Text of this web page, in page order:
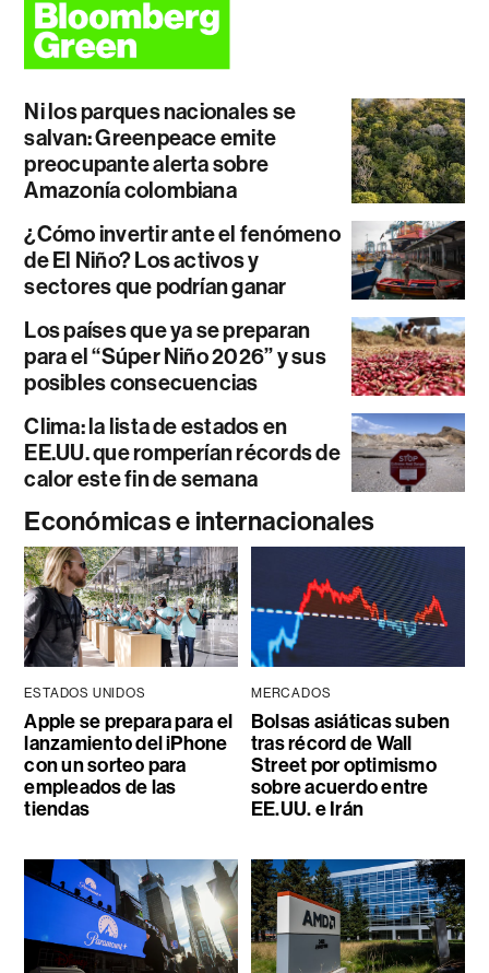
Ni los parques nacionales se
salvan: Greenpeace emite
preocupante alerta sobre
Amazonía colombiana
¿Cómo invertir ante el fenómeno
de El Niño? Los activos y
sectores que podrían ganar
Los países que ya se preparan
para el “Súper Niño 2026” y sus
posibles consecuencias
Clima: la lista de estados en
EE.UU. que romperían récords de
calor este fin de semana
Económicas e internacionales
ESTADOS UNIDOS
Apple se prepara para el
lanzamiento del iPhone
con un sorteo para
empleados de las
tiendas
MERCADOS
Bolsas asiáticas suben
tras récord de Wall
Street por optimismo
sobre acuerdo entre
EE.UU. e Irán